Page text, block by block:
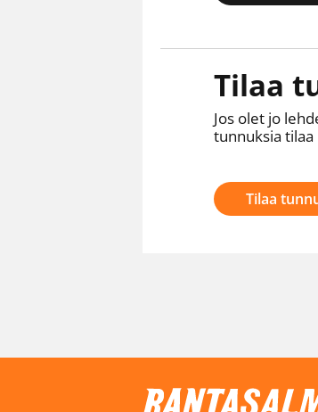
Tilaa
Jos olet jo
tunnuksia tilaa
Tilaa